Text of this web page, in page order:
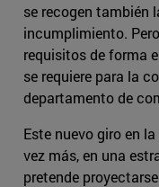
se recogen también
incumplimiento.
requisitos de forma
se requiere para la
departamento de
Este nuevo giro en
vez más, en una
pretende